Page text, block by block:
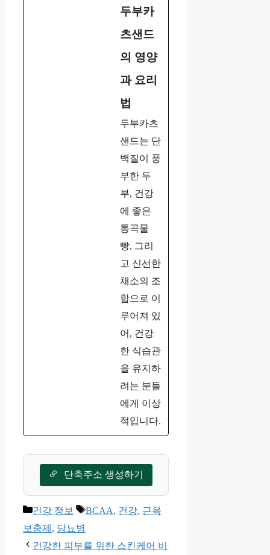
두부카
츠샌드
의 영양
과 요리
법
두부카츠
샌드는 단
백질이 풍
부한 두
부, 건강
에 좋은
통곡물
빵, 그리
고 신선한
채소의 조
합으로 이
루어져 있
어, 건강
한 식습관
을 유지하
려는 분들
에게 이상
적입니다.
단축주소 생성하기
카
테
고
건강 정보
태
BCAA, 건강, 근육
보충제 , 당뇨병
건강한 피부를 위한 스킨케어 비